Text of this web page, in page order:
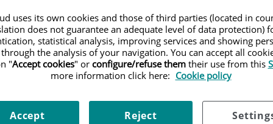
per la patologia del pacient, aconsellada pel
uses its own cookies and those of third parties (located in
does not guarantee an adequate level of data protection)
statistical analysis, improving services and showing
the analysis of your navigation. You can accept all
"Accept cookies" or configure/refuse themtheir use from this
more information click here: Cookie policy
Reject
Accept